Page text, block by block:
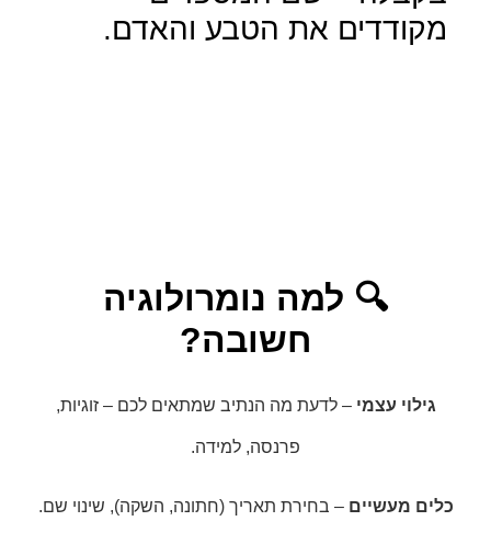
מקודדים את הטבע והאדם.
🔍 למה נומרולוגיה
חשובה?
גילוי עצמי – לדעת מה הנתיב שמתאים לכם – זוגיות,
פרנסה, למידה.
כלים מעשיים – בחירת תאריך (חתונה, השקה), שינוי שם.